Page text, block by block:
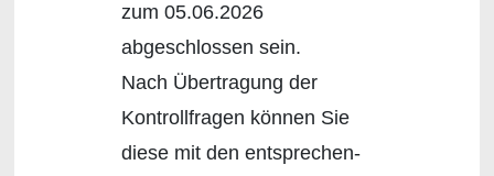
zum 05.06.2026
abgeschlossen sein.
Nach Übertragung der
Kontrollfragen können Sie
diese mit den entsprechen-